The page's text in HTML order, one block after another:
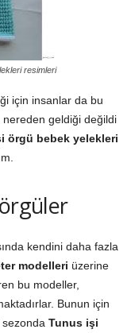
resimleri
için insanlar da bu
nereden geldiği değildi
örgü bebek yelekleri
kendini daha fazla
modelleri üzerine
bu modeller,
Bunun için
Tunus işi